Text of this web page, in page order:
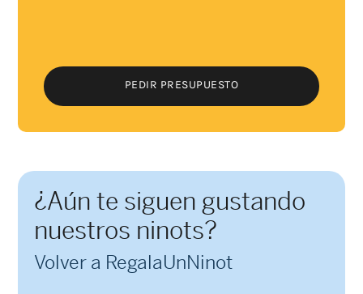
PEDIR PRESUPUESTO
PEDIR PRESUPUESTO
¿Aún te siguen gustando
nuestros ninots?
Volver a RegalaUnNinot